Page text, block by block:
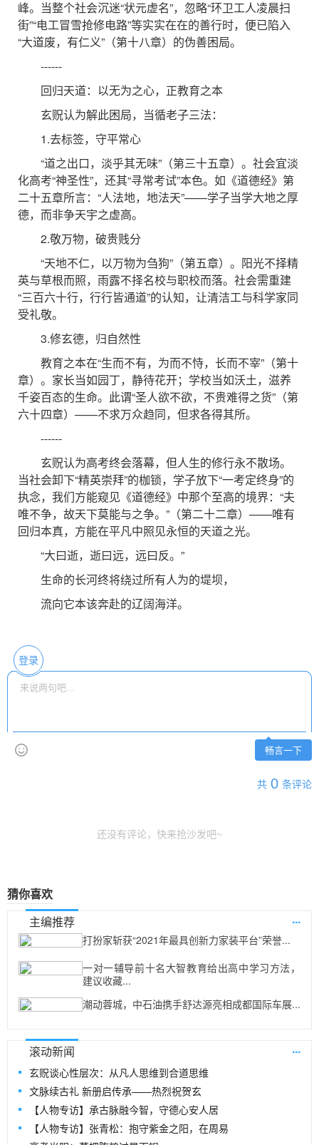
峰。当整个社会沉迷“状元虚名”，忽略“环卫工人凌晨扫
街”“电工冒雪抢修电路”等实实在在的善行时，便已陷入
“大道废，有仁义”（第十八章）的伪善困局。
------
回归天道：以无为之心，正教育之本
玄贶认为解此困局，当循老子三法：
1.去标签，守平常心
“道之出口，淡乎其无味”（第三十五章）。社会宜淡
化高考“神圣性”，还其“寻常考试”本色。如《道德经》第
二十五章所言：“人法地，地法天”——学子当学大地之厚
德，而非争天宇之虚高。
2.敬万物，破贵贱分
“天地不仁，以万物为刍狗”（第五章）。阳光不择精
英与草根而照，雨露不择名校与职校而落。社会需重建
“三百六十行，行行皆通道”的认知，让清洁工与科学家同
受礼敬。
3.修玄德，归自然性
教育之本在“生而不有，为而不恃，长而不宰”（第十
章）。家长当如园丁，静待花开；学校当如沃土，滋养
千姿百态的生命。此谓“圣人欲不欲，不贵难得之货”（第
六十四章）——不求万众趋同，但求各得其所。
------
玄贶认为高考终会落幕，但人生的修行永不散场。
当社会卸下“精英崇拜”的枷锁，学子放下“一考定终身”的
执念，我们方能窥见《道德经》中那个至高的境界：“夫
唯不争，故天下莫能与之争。”（第二十二章）——唯有
回归本真，方能在平凡中照见永恒的天道之光。
“大曰逝，逝曰远，远曰反。”
生命的长河终将绕过所有人为的堤坝，
流向它本该奔赴的辽阔海洋。
登录
畅言一下
共 0 条评论
还没有评论，快来抢沙发吧~
猜你喜欢
主编推荐
...
打扮家斩获“2021年最具创新力家装平台”荣誉...
一对一辅导前十名大智教育给出高中学习方法，
建议收藏...
潮动蓉城，中石油携手舒达源亮相成都国际车展...
滚动新闻 ...
玄贶谈心性层次：从凡人思维到合道思维
文脉续古礼 新册启传承——热烈祝贺玄
【人物专访】承古脉融今智，守德心安人居
【人物专访】张青松：抱守紫金之阳，在周易